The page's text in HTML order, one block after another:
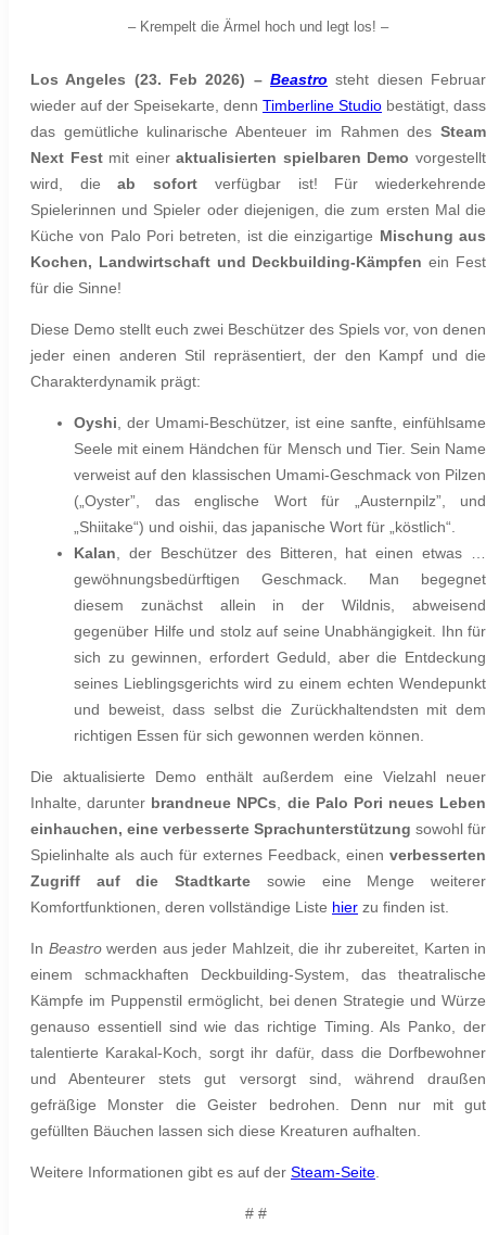
– Krempelt die Ärmel hoch und legt los! –
Los Angeles (23. Feb 2026) – Beastro steht diesen Februar
wieder auf der Speisekarte, denn Timberline Studio bestätigt, dass
das gemütliche kulinarische Abenteuer im Rahmen des Steam
Next Festmit eineraktualisierten spielbaren Demo vorgestellt
wird, dieab sofort verfügbar ist! Für wiederkehrende
Spielerinnen und Spieler oder diejenigen, die zum ersten Mal die
Küche von Palo Pori betreten, ist die einzigartige Mischung aus
Kochen, Landwirtschaft und Deckbuilding-Kämpfen ein Fest
für die Sinne!
Diese Demo stellt euch zwei Beschützer des Spiels vor, von denen
jeder einen anderen Stil repräsentiert, der den Kampf und die
Charakterdynamik prägt:
Oyshi , der Umami-Beschützer, ist eine sanfte, einfühlsame
Seele mit einem Händchen für Mensch und Tier. Sein Name
verweist auf den klassischen Umami-Geschmack von Pilzen
(„Oyster”, das englische Wort für „Austernpilz”, und
„Shiitake“) und oishii, das japanische Wort für „köstlich“.
Kalan , der Beschützer des Bitteren, hat einen etwas …
gewöhnungsbedürftigen Geschmack. Man begegnet
diesem zunächst allein in der Wildnis, abweisend
gegenüber Hilfe und stolz auf seine Unabhängigkeit. Ihn für
sich zu gewinnen, erfordert Geduld, aber die Entdeckung
seines Lieblingsgerichts wird zu einem echten Wendepunkt
und beweist, dass selbst die Zurückhaltendsten mit dem
richtigen Essen für sich gewonnen werden können.
Die aktualisierte Demo enthält außerdem eine Vielzahl neuer
Inhalte, darunter brandneue NPCs
die Palo Pori neues Leben
einhauchen, eine verbesserte Sprachunterstützung sowohl für
Spielinhalte als auch für externes Feedback, einen verbesserten
Zugriff auf die Stadtkarte sowie eine Menge weiterer
Komfortfunktionen, deren vollständige Liste hier zu finden ist.
In Beastro werden aus jeder Mahlzeit, die ihr zubereitet, Karten in
einem schmackhaften Deckbuilding-System, das theatralische
Kämpfe im Puppenstil ermöglicht, bei denen Strategie und Würze
genauso essentiell sind wie das richtige Timing. Als Panko, der
talentierte Karakal-Koch, sorgt ihr dafür, dass die Dorfbewohner
und Abenteurer stets gut versorgt sind, während draußen
gefräßige Monster die Geister bedrohen. Denn nur mit gut
gefüllten Bäuchen lassen sich diese Kreaturen aufhalten.
Weitere Informationen gibt es auf der Steam-Seite
# #